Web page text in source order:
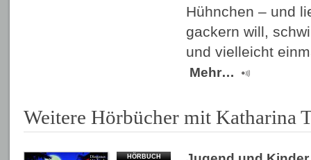
Hühnchen – und
gackern will,
und vielleicht
Mehr…
Weitere Hörbücher mit Katharina
HÖRBUCH